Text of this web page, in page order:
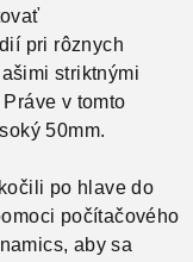
pri rôznych
striktnými
Práve v tomto
50mm.
po hlave do
počítačového
aby sa